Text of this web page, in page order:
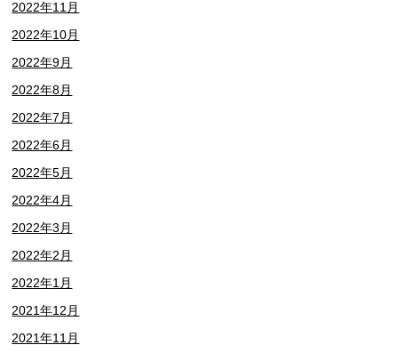
2022年11月
2022年10月
2022年9月
2022年8月
2022年7月
2022年6月
2022年5月
2022年4月
2022年3月
2022年2月
2022年1月
2021年12月
2021年11月